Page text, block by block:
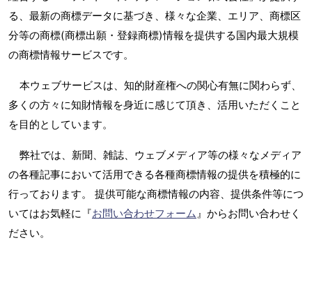
る、最新の商標データに基づき、様々な企業、エリア、商標区
分等の商標(商標出願・登録商標)情報を提供する国内最大規模
の商標情報サービスです。
本ウェブサービスは、知的財産権への関心有無に関わらず、
多くの方々に知財情報を身近に感じて頂き、活用いただくこと
を目的としています。
弊社では、新聞、雑誌、ウェブメディア等の様々なメディア
の各種記事において活用できる各種商標情報の提供を積極的に
行っております。 提供可能な商標情報の内容、提供条件等につ
いてはお気軽に『お問い合わせフォーム』からお問い合わせく
ださい。